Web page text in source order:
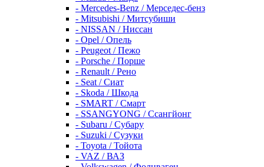
- Mercedes-Benz / Мерседес-бенз
- Mitsubishi / Митсубиши
- NISSAN / Ниссан
- Opel / Опель
- Peugeot / Пежо
- Porsche / Порше
- Renault / Рено
- Seat / Сиат
- Skoda / Шкода
- SMART / Смарт
- SSANGYONG / Ссангйонг
- Subaru / Субару
- Suzuki / Сузуки
- Toyota / Тойота
- VAZ / ВАЗ